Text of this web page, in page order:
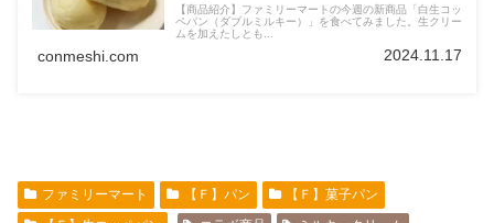
【商品紹介】ファミリーマートの今週の新商品「白生コッ
ペパン（ダブルミルキー）」を食べてみました。生クリー
ムを加えたしとも...
conmeshi.com 2024.11.17
ファミリーマート 【Ｆ】パン
【Ｆ】菓子パン